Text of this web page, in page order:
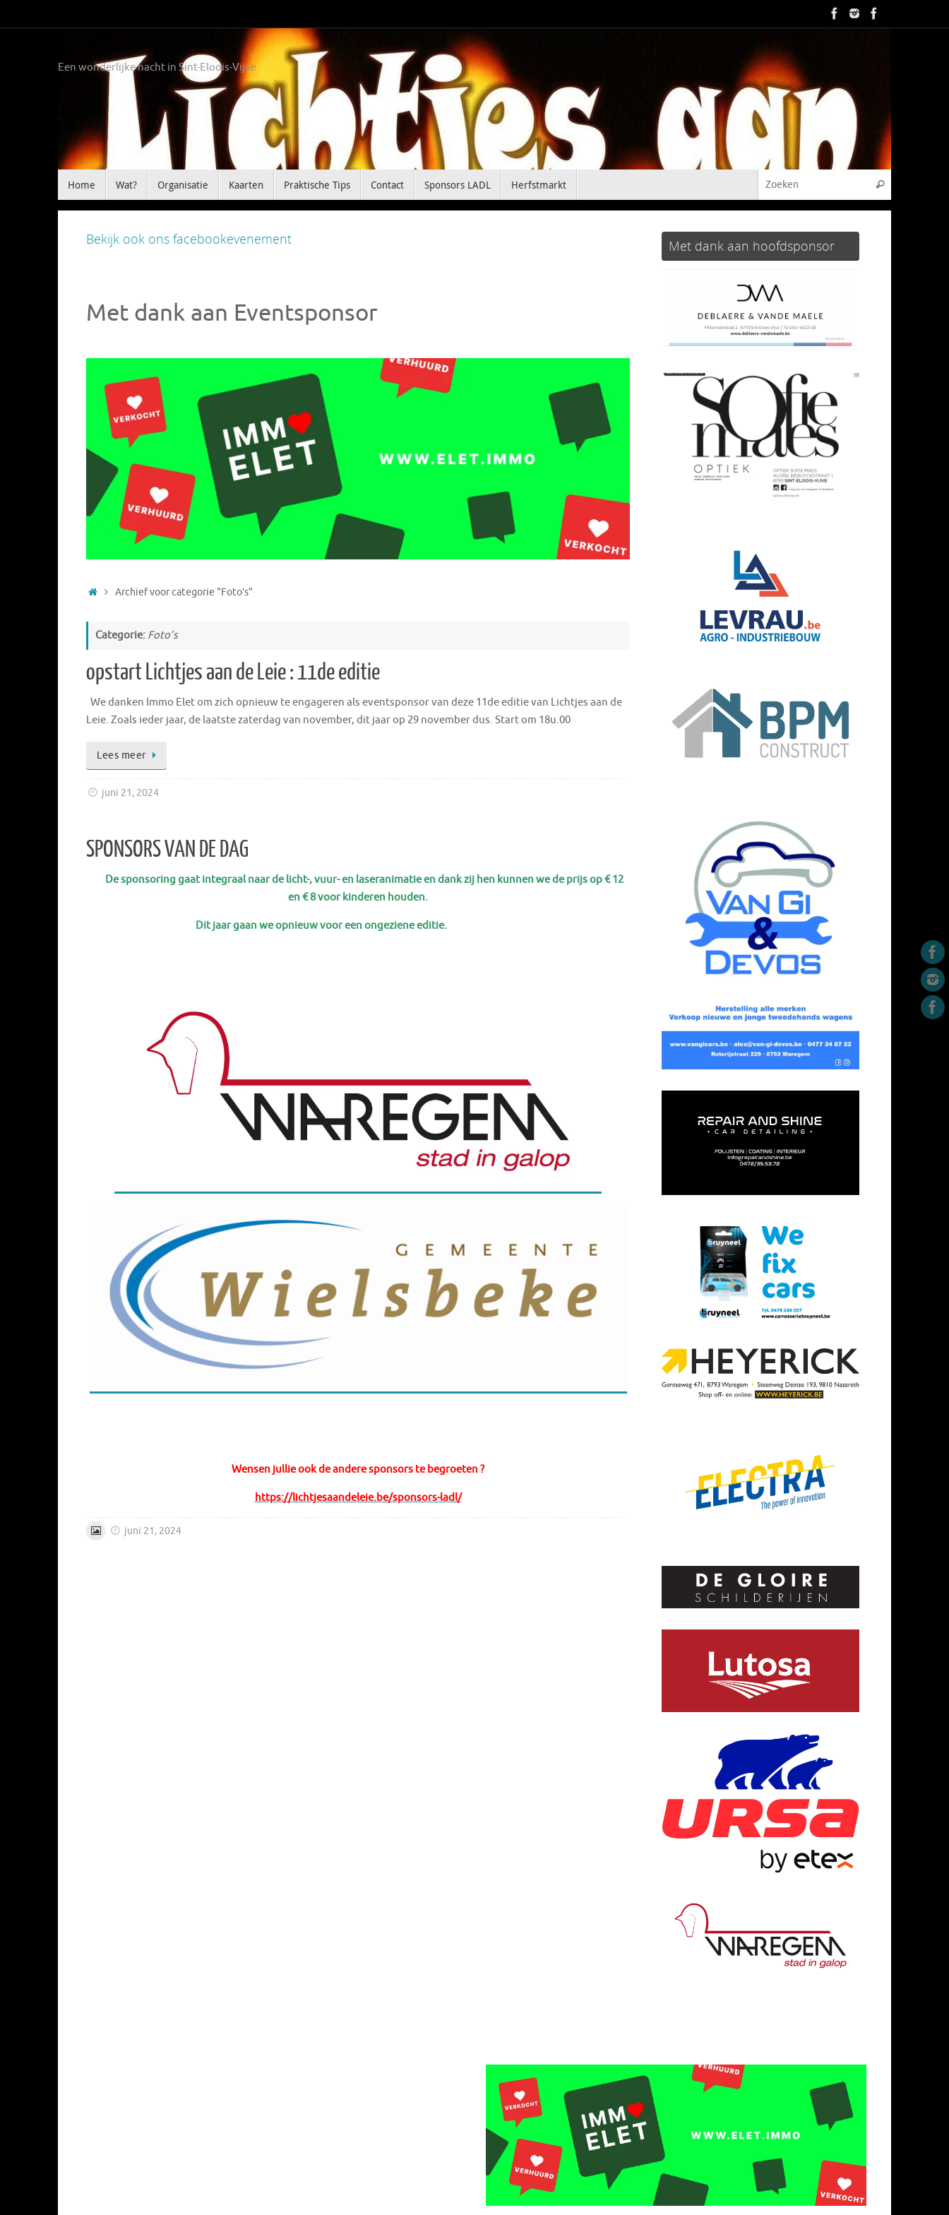
naar
Een wonderlijke nacht in Sint-Eloois-Vijve
naarHome Wat? Organisatie Kaarten Praktische Tips Contact Sponsors LADL Herfstmarkt Zoeken
Bekijk ook ons facebookevenement
Met dank aan Eventsponsor
HomeArchief voor categorie "Foto’s"
Categorie: Foto’s
opstart Lichtjes aan de Leie : 11de editie
We danken Immo Elet om zich opnieuw te engageren als eventsponsor van deze 11de editie van Lichtjes aan de
Leie. Zoals ieder jaar, de laatste zaterdag van november, dit jaar op 29 november dus. Start om 18u.00
Lees meer
juni 21, 2024
SPONSORS VAN DE DAG
De sponsoring gaat integraal naar de licht-, vuur- en laseranimatieen dankzij hen kunnen we de prijs op € 12
en € 8 voor kinderen houden.
Dit jaar gaan we opnieuw voor een ongeziene editie.
Wensen jullie ook de andere sponsors te begroeten ?
https://lichtjesaandeleie.be/sponsors-ladl/
juni 21, 2024
Met dank aan hoofdsponsor